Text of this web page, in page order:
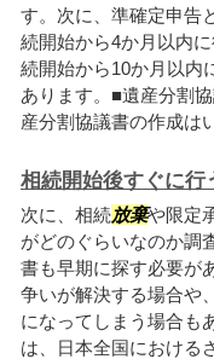
す。次に、準確定申告
続開始から4か月以内
続開始から10か月以内
あります。■遺産分割
産分割協議書の作成は
相続開始後すぐに行
次に、相続放棄や限定
がどのぐらいなのか調
書も早期に探す必要が
争いが解決する場合や
になってしまう場合も
は、日本全国における